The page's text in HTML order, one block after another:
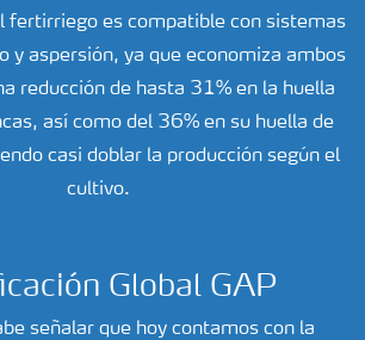
fertirriego es compatible con sistemas
y aspersión, ya que economiza ambos
reducción de hasta 31% en la huella
así como del 36% en su huella de
casi doblar la producción según el
cultivo.
Global GAP
señalar que hoy contamos con la